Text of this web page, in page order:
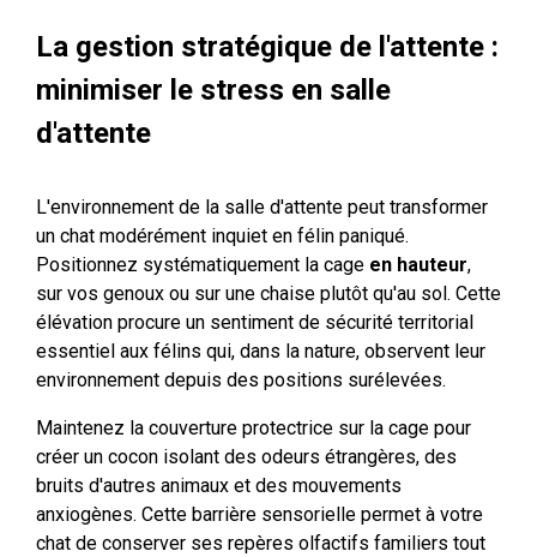
La gestion stratégique de l'attente :
minimiser le stress en salle
d'attente
L'environnement de la salle d'attente peut transformer
un chat modérément inquiet en félin paniqué.
Positionnez systématiquement la cage en hauteur,
sur vos genoux ou sur une chaise plutôt qu'au sol. Cette
élévation procure un sentiment de sécurité territorial
essentiel aux félins qui, dans la nature, observent leur
environnement depuis des positions surélevées.
Maintenez la couverture protectrice sur la cage pour
créer un cocon isolant des odeurs étrangères, des
bruits d'autres animaux et des mouvements
anxiogènes. Cette barrière sensorielle permet à votre
chat de conserver ses repères olfactifs familiers tout